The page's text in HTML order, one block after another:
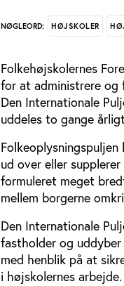
NØGLEORD: HØJSKOLER
Folkehøjskolernes
for at administrere og
Den Internationale
uddeles to gange
ud over eller
formuleret meget
mellem borgerne
Den Internationale
fastholder og uddyber
med henblik på at
i højskolernes arbejde.